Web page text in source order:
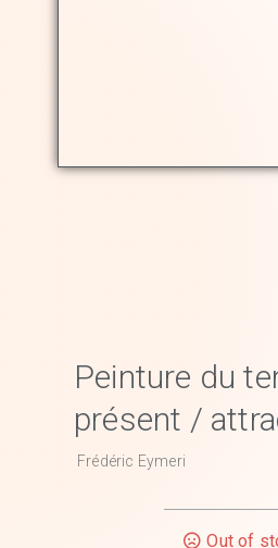
Peinture du
présent /
Frédéric Eymeri
Out of